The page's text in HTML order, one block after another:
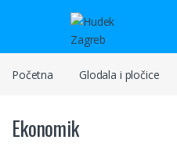
Početna Glodala i pločice
Ekonomik